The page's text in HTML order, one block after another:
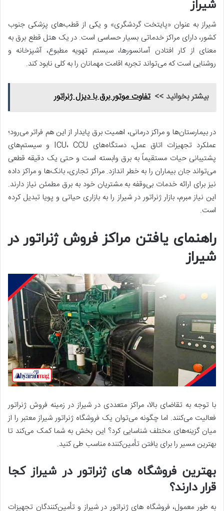
شیراز
شیراز به عنوان «پایتخت گردشگری» و یکی از قطب‌های پزشکی جنوب
کشور، دارای مراکز خدماتی بسیار حساسی است. در یک هتل قطع برق به
معنای از کار افتادن آسانسورها، سیستم تهویه مطبوع، آشپزخانه و
روشنایی است که می‌تواند تجربه اقامت مهمانان را به کلی نابود کند.
بیشتر بخوانید >> تفاوت موتور برق با دیزل ژنراتور
در بیمارستان‌ها و مراکز درمانی، اهمیت برق پایدار از این هم فراتر می‌رود؛
عملکرد تجهیزات اتاق عمل، دستگاه‌های ICU، CCU و سیستم‌های
پشتیبانی حیات مستقیماً به برق وابسته است و حتی یک دقیقه قطعی
می‌تواند جان بیماران را به خطر اندازد. مراکز تجاری، بانک‌ها و مراکز داده
نیز برای ارائه خدمات بی‌وقفه به مشتریان خود به برق مطمئن نیاز دارند.
این نیاز مبرم، بازار ژنراتور در شیراز را به بازاری حیاتی و پویا تبدیل کرده
است.
راهنمای یافتن مراکز فروش ژنراتور در
شیراز
با توجه به تقاضای بالا، مراکز متعددی در شیراز در زمینه فروش ژنراتور
فعالیت می‌کنند. اما چگونه می‌توان یک فروشگاه ژنراتور شیراز معتبر را از
میان گزینه‌های مختلف شناسایی کرد؟ این بخش به شما کمک می‌کند تا
بهترین مسیر را برای یافتن تأمین‌کننده مناسب طی کنید.
بهترین فروشگاه های ژنراتور در شیراز کجا
قرار دارند؟
به طور معمول، فروشگاه های ژنراتور در شیراز و تأمین‌کنندگان تجهیزات